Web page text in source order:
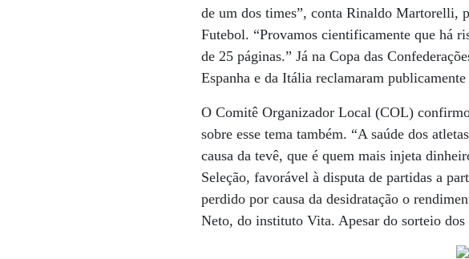
de um dos times”, conta Rinaldo Martorelli,
Futebol. “Provamos cientificamente que há
de 25 páginas.” Já na Copa das
Espanha e da Itália reclamaram
O Comitê Organizador Local (COL)
sobre esse tema também. “A saúde dos
causa da tevê, que é quem mais injeta
Seleção, favorável à disputa de partidas a
perdido por causa da desidratação o
Neto, do instituto Vita. Apesar do sorteio